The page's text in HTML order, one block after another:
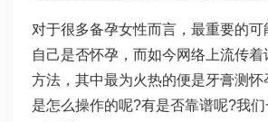
对于很多备孕女性而言，最重要的
自己是否怀孕，而如今网络上流传
方法，其中最为火热的便是牙膏测
是怎么操作的呢?有是否靠谱呢?我